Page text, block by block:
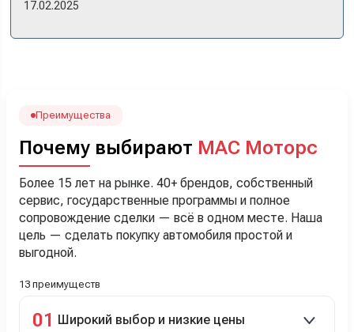
менеджеру Сергею, профессионал своего дела!
17.02.2025
Преимущества
Почему выбирают МАС Моторс
Более 15 лет на рынке. 40+ брендов, собственный
сервис, государственные программы и полное
сопровождение сделки — всё в одном месте. Наша
цель — сделать покупку автомобиля простой и
выгодной.
13 преимуществ
01 Широкий выбор и низкие цены